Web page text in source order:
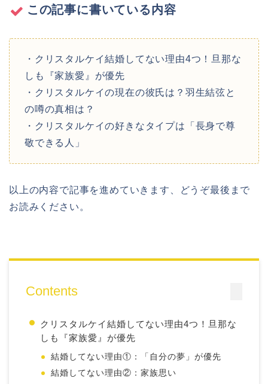
この記事に書いている内容
・クリスタルケイ結婚してない理由4つ！旦那な
しも『家族愛』が優先
・クリスタルケイの現在の彼氏は？羽生結弦と
の噂の真相は？
・クリスタルケイの好きなタイプは「長身で尊
敬できる人」
以上の内容で記事を進めていきます、どうぞ最後まで
お読みください。
Contents
クリスタルケイ結婚してない理由4つ！旦那な
しも『家族愛』が優先
結婚してない理由①：「自分の夢」が優先
結婚してない理由②：家族思い